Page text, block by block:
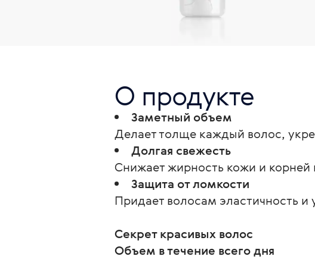
О продукте
Заметный объем
Делает толще каждый волос,
Долгая свежесть
Снижает жирность кожи и корней
Защита от ломкости
Придает волосам эластичность и
Секрет красивых волос
Объем в течение всего дня